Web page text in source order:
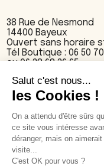
38 Rue de Nesmond
14400 Bayeux
Ouvert sans horaire
Tél Boutique : 06 50 70
ou 06 38 68 36 65
Accessoires
Bijoux
Cuisine